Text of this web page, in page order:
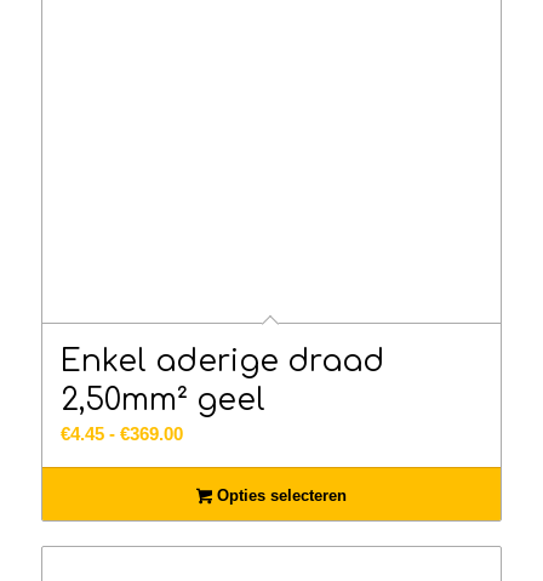
Enkel aderige draad
2,50mm² geel
€4.45 - €369.00Prijsklasse:
tot
€369.00
Opties selecteren